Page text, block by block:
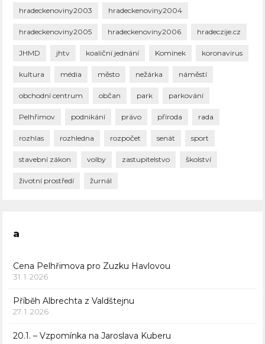
hradeckenoviny2003 hradeckenoviny2004
hradeckenoviny2005 hradeckenoviny2006 hradeczije.cz
JHMD jhtv koaliční jednání Komínek koronavirus
kultura média město nežárka náměstí
obchodní centrum občan park parkování
Pelhřimov podnikání právo příroda rada
rozhlas rozhledna rozpočet senát sport
stavební zákon volby zastupitelstvo školství
životní prostředí žurnál
a
Cena Pelhřimova pro Zuzku Havlovou
31. 1. 2026
Příběh Albrechta z Valdštejnu
27. 1. 2026
20.1. – Vzpomínka na Jaroslava Kuberu